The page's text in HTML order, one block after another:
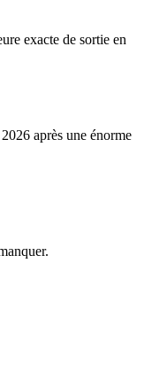
exacte de sortie en
après une énorme